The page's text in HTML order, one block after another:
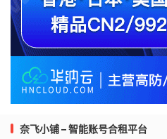
奈飞小铺 – 智能账号合租平台